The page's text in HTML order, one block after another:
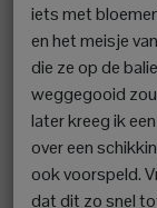
iets met
en het meisje
die ze op de
weggegooid
later kreeg ik
over een
ook voorspeld.
dat dit zo snel